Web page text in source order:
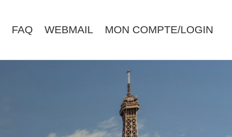
FAQ WEBMAIL MON COMPTE/LOGIN